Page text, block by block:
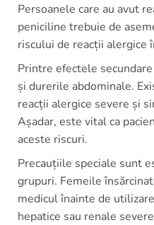
Persoanele care au avut
peniciline trebuie de
riscului de reacții alergice
Printre efectele
și durerile abdominale.
reacții alergice severe și
Așadar, este vital ca
aceste riscuri.
Precauțiile speciale sunt
grupuri. Femeile
medicul înainte de
hepatice sau renale